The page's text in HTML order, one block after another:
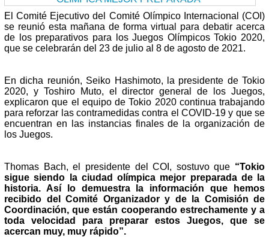
El Comité Ejecutivo del Comité Olímpico Internacional (COI)
se reunió esta mañana de forma virtual para debatir acerca
de los preparativos para los Juegos Olímpicos Tokio 2020,
que se celebrarán del 23 de julio al 8 de agosto de 2021.
En dicha reunión, Seiko Hashimoto, la presidente de Tokio
2020, y Toshiro Muto, el director general de los Juegos,
explicaron que el equipo de Tokio 2020 continua trabajando
para reforzar las contramedidas contra el COVID-19 y que se
encuentran en las instancias finales de la organización de
los Juegos.
Thomas Bach, el presidente del COI, sostuvo que “Tokio
sigue siendo la ciudad olímpica mejor preparada de la
historia. Así lo demuestra la información que hemos
recibido del Comité Organizador y de la Comisión de
Coordinación, que están cooperando estrechamente y a
toda velocidad para preparar estos Juegos, que se
acercan muy, muy rápido”.